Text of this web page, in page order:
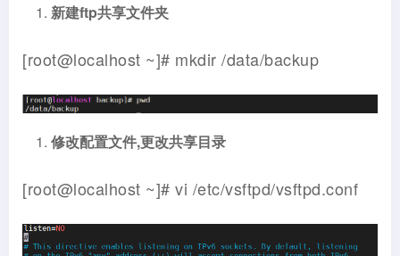
新建ftp共享文件夹
[root@localhost ~]# mkdir /data/backup
修改配置文件,更改共享目录
[root@localhost ~]# vi /etc/vsftpd/vsftpd.conf